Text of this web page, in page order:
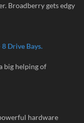
Broadberry gets edgy
Drive Bays.
big helping of
hardware